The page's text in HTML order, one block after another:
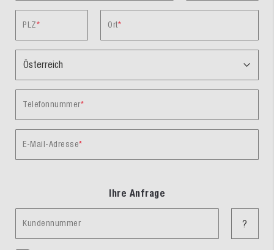
PLZ Ort
Telefonnummer
E-Mail-Adresse
Ihre Anfrage
Kundennummer ?